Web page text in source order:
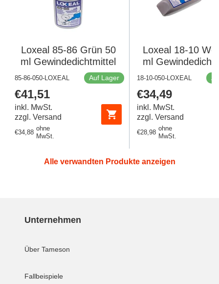
Loxeal 85-86 Grün 50
ml Gewindedichtmittel
85-86-050-LOXEAL Auf Lager
Regulärer
Preis
€41,51
inkl. MwSt.
zzgl. Versand
Regulärer
€34,88
ohne
MwSt.
Loxeal 18-10
ml
18-10-050-LOXEAL
Regulärer
Preis
€34,49
inkl. MwSt.
zzgl. Versand
Regulärer
€28,98
ohne
MwSt.
Alle verwandten Produkte anzeigen
Unternehmen
Über Tameson
Fallbeispiele